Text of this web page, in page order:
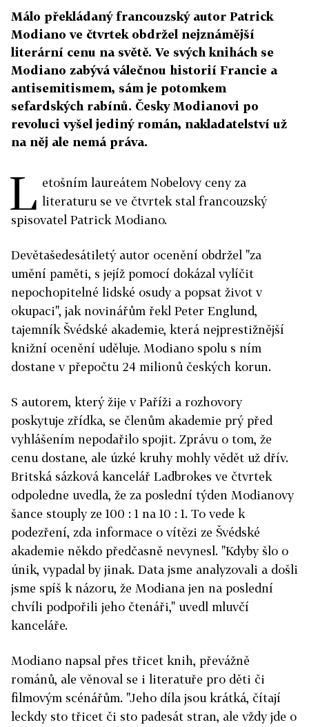
Málo překládaný francouzský autor Patrick
Modiano ve čtvrtek obdržel nejznámější
literární cenu na světě. Ve svých knihách se
Modiano zabývá válečnou historií Francie a
antisemitismem, sám je potomkem
sefardských rabínů. Česky Modianovi po
revoluci vyšel jediný román, nakladatelství už
na něj ale nemá práva.
L etošním laureátem Nobelovy ceny za
literaturu se ve čtvrtek stal francouzský
spisovatel Patrick Modiano.
Devětašedesátiletý autor ocenění obdržel "za
umění paměti, s jejíž pomocí dokázal vylíčit
nepochopitelné lidské osudy a popsat život v
okupaci", jak novinářům řekl Peter Englund,
tajemník Švédské akademie, která nejprestižnější
knižní ocenění uděluje. Modiano spolu s ním
dostane v přepočtu 24 milionů českých korun.
S autorem, který žije v Paříži a rozhovory
poskytuje zřídka, se členům akademie prý před
vyhlášením nepodařilo spojit. Zprávu o tom, že
cenu dostane, ale úzké kruhy mohly vědět už dřív.
Britská sázková kancelář Ladbrokes ve čtvrtek
odpoledne uvedla, že za poslední týden Modianovy
šance stouply ze 100 : 1 na 10 : 1. To vede k
podezření, zda informace o vítězi ze Švédské
akademie někdo předčasně nevynesl. "Kdyby šlo o
únik, vypadal by jinak. Data jsme analyzovali a došli
jsme spíš k názoru, že Modiana jen na poslední
chvíli podpořili jeho čtenáři," uvedl mluvčí
kanceláře.
Modiano napsal přes třicet knih, převážně
románů, ale věnoval se i literatuře pro děti či
filmovým scénářům. "Jeho díla jsou krátká, čítají
leckdy sto třicet či sto padesát stran, ale vždy jde o